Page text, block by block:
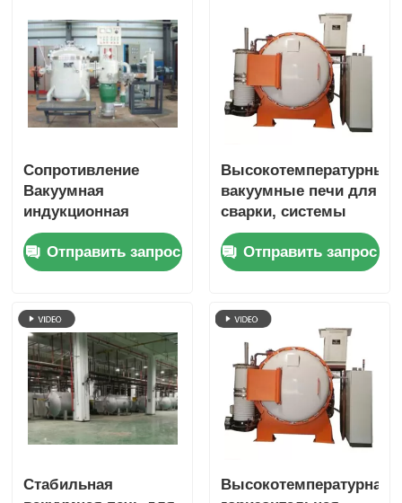
Сопротивление
Вакуумная
индукционная
плавильная печь
для
промышленности
заказ
Отправить запрос
Высокотемпературные
вакуумные печи для
сварки, системы
вакуумных печей
для твердых
сплавов
Отправить запрос
Стабильная
Высокотемпературная